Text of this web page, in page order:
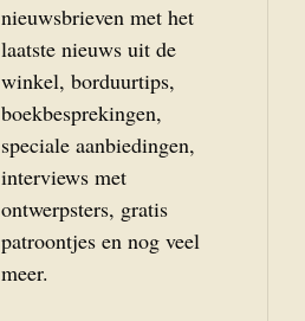
nieuwsbrieven met het
laatste nieuws uit de
winkel, borduurtips,
boekbesprekingen,
speciale aanbiedingen,
interviews met
ontwerpsters, gratis
patroontjes en nog veel
meer.